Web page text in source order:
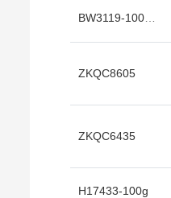
ZKQC8605
ZKQC6435
H17433-100g